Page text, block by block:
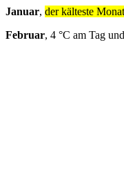
Januar, der kälteste
Februar, 4 °C am Tag